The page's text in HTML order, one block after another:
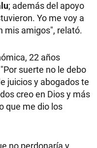
; además del apoyo
Yo me voy a
mis amigos", relató.
22 años
suerte no le debo
juicios y abogados te
creo en Dios y más
que me dio los
no perdonaría y